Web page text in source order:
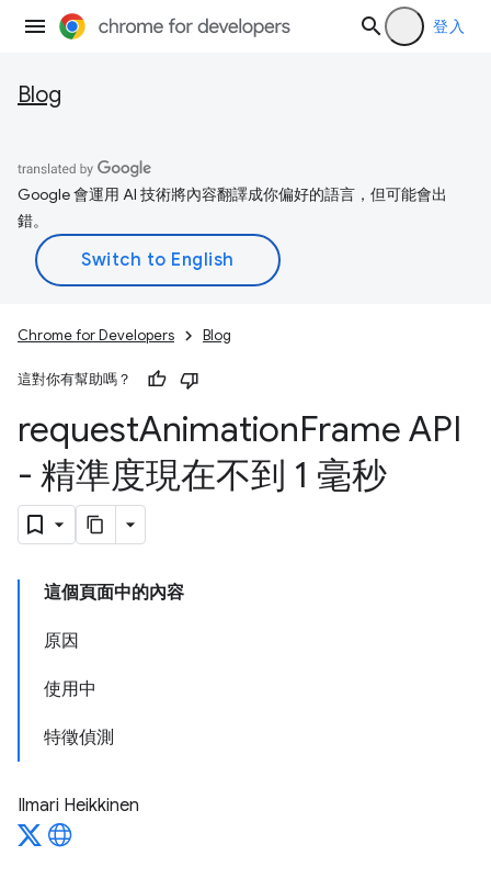
登入
Blog
Google 會運用 AI 技術將內容翻譯成你偏好的語言，但可能會出
錯。
Chrome for Developers Blog
這對你有幫助嗎？
requestAnimationFrame API
- 精準度現在不到 1 毫秒
這個頁面中的內容
原因
使用中
特徵偵測
Ilmari Heikkinen